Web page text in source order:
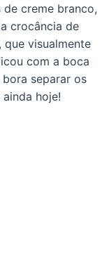
creme branco,
crocância de
que visualmente
com a boca
separar os
hoje!